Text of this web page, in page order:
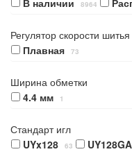
8964
Регулятор скорости шитья
Плавная
73
Ширина обметки
4.4 мм
1
Стандарт игл
UYx128
63